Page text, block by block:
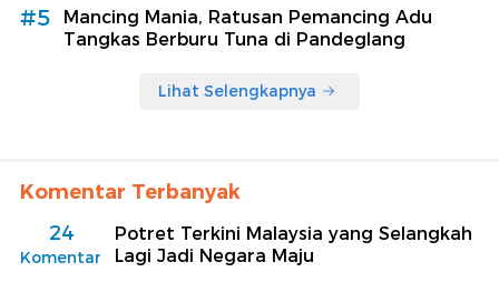
#5
Mancing Mania, Ratusan Pemancing Adu
Tangkas Berburu Tuna di Pandeglang
Lihat Selengkapnya
Komentar Terbanyak
24
Komentar
Potret Terkini Malaysia yang Selangkah
Lagi Jadi Negara Maju